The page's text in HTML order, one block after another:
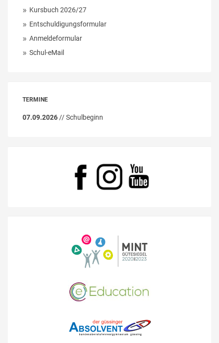
Kursbuch 2026/27
Entschuldigungsformular
Anmeldeformular
Schul-eMail
TERMINE
07.09.2026 // Schulbeginn